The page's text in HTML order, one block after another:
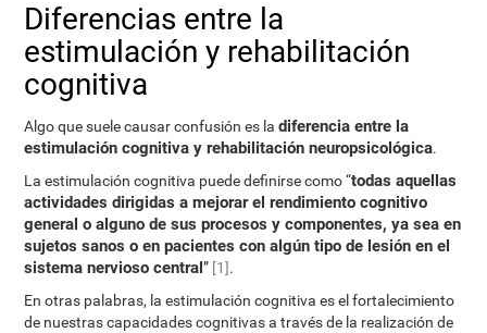
Diferencias entre la
estimulación y rehabilitación
cognitiva
Algo que suele causar confusión es ladiferencia entre la
estimulación cognitiva y rehabilitación neuropsicológica.
La estimulación cognitiva puede definirse como “todas aquellas
actividades dirigidas a mejorar el rendimiento cognitivo
general o alguno de sus procesos y componentes, ya sea en
sujetos sanos o en pacientes con algún tipo de lesión en el
sistema nervioso central” [1].
En otras palabras, la estimulación cognitiva es el fortalecimiento
de nuestras capacidades cognitivas a través de la realización de